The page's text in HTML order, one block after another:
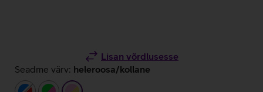
Lisan võrdlusesse
Seadme värv: heleroosa/kollane